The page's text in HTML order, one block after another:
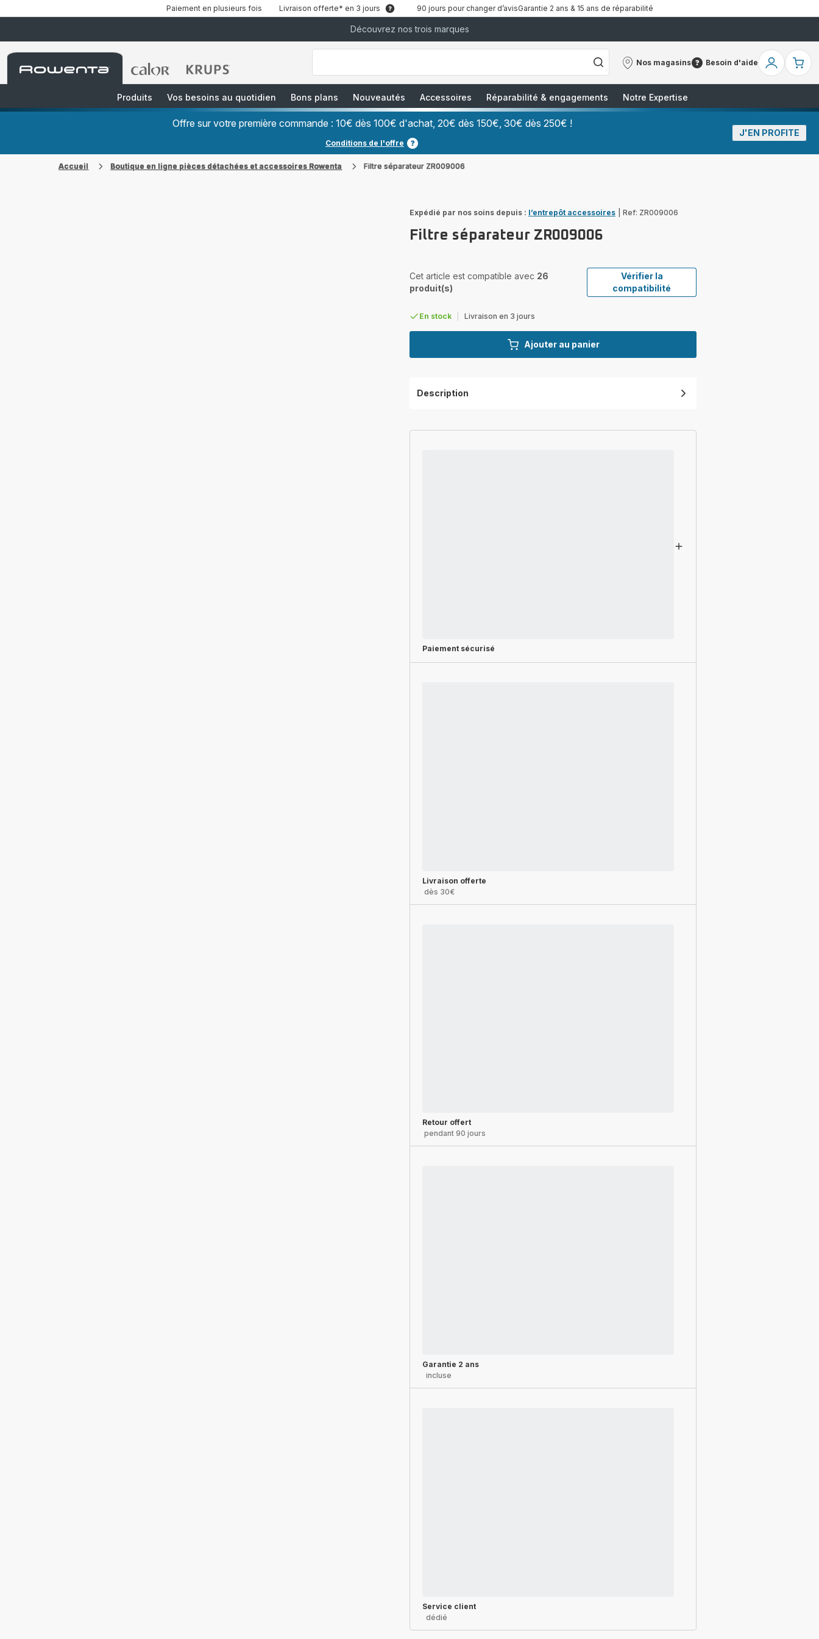
Paiement en plusieurs fois Livraison offerte* en 3 jours 90 jours pour changer d’avisGarantie 2 ans & 15 ans de réparabilité
Découvrez nos trois marques
Accueil
Rowenta
Accueil
Accueil
["Que
recherchez-
Café
Grains","Centrales
Vapeurs","Sèche
Nos magasins
Nos
Besoin d'aide
Besoin
Mon
Produits
Vos besoins au quotidien Bons plans Nouveautés Accessoires Réparabilité & engagements Notre Expertise
Offre sur votre première commande : 10€ dès 100€ d'achat, 20€ dès 150€, 30€ dès 250€ !
Conditions de l'offre
J'EN PROFITE
Accueil Boutique en ligne pièces détachées et accessoires Rowenta Filtre séparateur ZR009006
Expédié par nos soins depuis : l’entrepôt accessoires Ref: ZR009006
Filtre séparateur ZR009006
Cet article est compatible avec 26
produit(s)
Vérifier la
compatibilité
En stock Livraison en 3 jours
Ajouter au panier
Description
Paiement sécurisé
Livraison offerte
dès 30€
Retour offert
pendant 90 jours
Garantie 2 ans
incluse
Service client
dédié